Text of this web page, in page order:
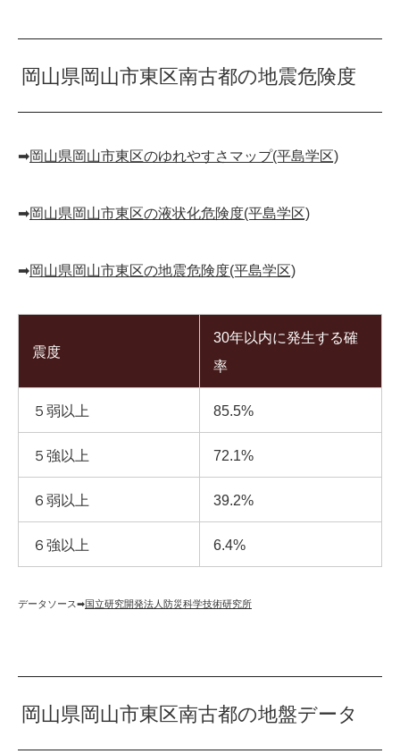
岡山県岡山市東区南古都の地震危険度
➡︎岡山県岡山市東区のゆれやすさマップ(平島学区)
➡︎岡山県岡山市東区の液状化危険度(平島学区)
➡︎岡山県岡山市東区の地震危険度(平島学区)
震度
30年以内に発生する確
率
５弱以上 85.5%
５強以上 72.1%
６弱以上 39.2%
６強以上 6.4%
データソース➡︎国立研究開発法人防災科学技術研究所
岡山県岡山市東区南古都の地盤データ